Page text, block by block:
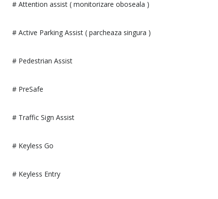
# Attention assist ( monitorizare oboseala )
# Active Parking Assist ( parcheaza singura )
# Pedestrian Assist
# PreSafe
# Traffic Sign Assist
# Keyless Go
# Keyless Entry